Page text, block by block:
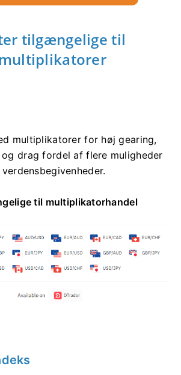
tilgængelige til
multiplikatorer for høj gearing,
drag fordel af flere muligheder
til multiplikatorhandel